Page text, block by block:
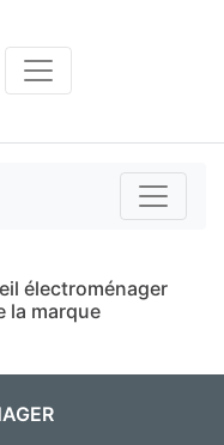
électroménager
la marque